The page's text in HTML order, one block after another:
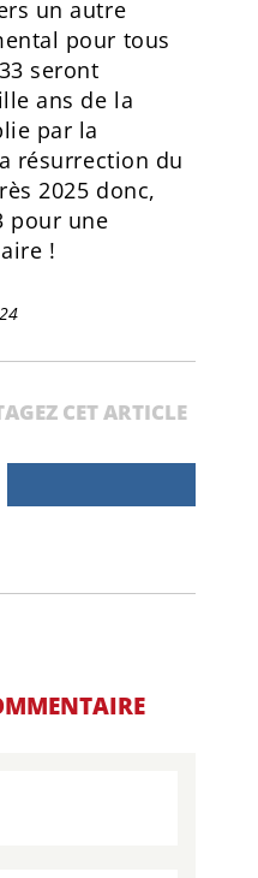
un autre
pour tous
seront
ans de la
par la
résurrection du
2025 donc,
pour une
!
CET ARTICLE